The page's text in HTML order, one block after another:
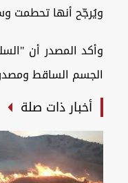
ويُرجّح أنها تحطمت
وأكد المصدر أن
الجسم الساقط
أخبار ذات صلة